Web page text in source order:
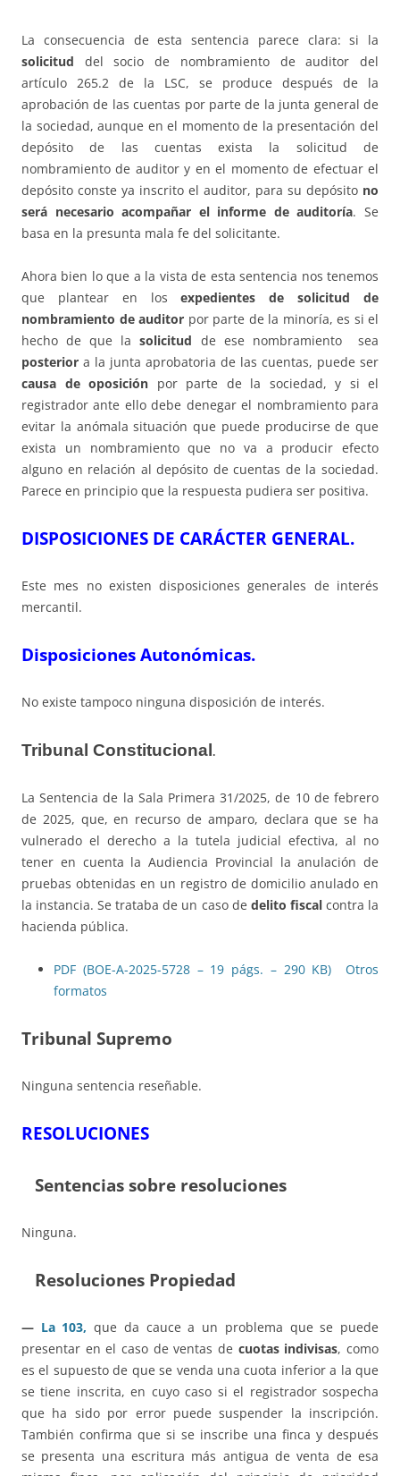
La consecuencia de esta sentencia parece clara: si la
solicitud del socio de nombramiento de auditor del
artículo 265.2 de la LSC, se produce después de la
aprobación de las cuentas por parte de la junta general de
la sociedad, aunque en el momento de la presentación del
depósito de las cuentas exista la solicitud de
nombramiento de auditor y en el momento de efectuar el
depósito conste ya inscrito el auditor, para su depósito no
será necesario acompañar el informe de auditoría. Se
basa en la presunta mala fe del solicitante.
Ahora bien lo que a la vista de esta sentencia nos tenemos
que plantear en losexpedientes de solicitud de
nombramiento de auditor por parte de la minoría, es si el
hecho de que lasolicitud de ese nombramiento sea
posterior a la junta aprobatoria de las cuentas, puede ser
causa de oposición por parte de la sociedad, y si el
registrador ante ello debe denegar el nombramiento para
evitar la anómala situación que puede producirse de que
exista un nombramiento que no va a producir efecto
alguno en relación al depósito de cuentas de la sociedad.
Parece en principio que la respuesta pudiera ser positiva.
DISPOSICIONES DE CARÁCTER GENERAL.
Este mes no existen disposiciones generales de interés
mercantil.
Disposiciones Autonómicas.
No existe tampoco ninguna disposición de interés.
Tribunal Constitucional .
La Sentencia de la Sala Primera 31/2025, de 10 de febrero
de 2025, que, en recurso de amparo, declara que se ha
vulnerado el derecho a la tutela judicial efectiva, al no
tener en cuenta la Audiencia Provincial la anulación de
pruebas obtenidas en un registro de domicilio anulado en
la instancia. Se trataba de un caso de delito fiscalcontra la
hacienda pública.
PDF (BOE-A-2025-5728 – 19 págs. – 290 KB)
Otros
formatos
Tribunal Supremo
Ninguna sentencia reseñable.
RESOLUCIONES
Sentencias sobre resoluciones
Ninguna.
Resoluciones Propiedad
— La 103, que da cauce a un problema que se puede
presentar en el caso de ventas de cuotas indivisas, como
es el supuesto de que se venda una cuota inferior a la que
se tiene inscrita, en cuyo caso si el registrador sospecha
que ha sido por error puede suspender la inscripción.
También confirma que si se inscribe una finca y después
se presenta una escritura más antigua de venta de esa